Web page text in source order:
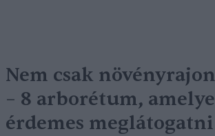
Nem csak
– 8 arborétum,
érdemes meglátogatni